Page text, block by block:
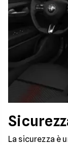
La sicurezza è